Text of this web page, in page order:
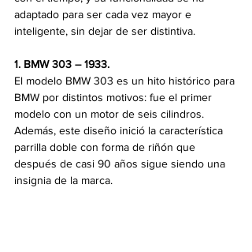
adaptado para ser cada vez mayor e
inteligente, sin dejar de ser distintiva.
1. BMW 303 – 1933.
El modelo BMW 303 es un hito histórico para
BMW por distintos motivos: fue el primer
modelo con un motor de seis cilindros.
Además, este diseño inició la característica
parrilla doble con forma de riñón que
después de casi 90 años sigue siendo una
insignia de la marca.